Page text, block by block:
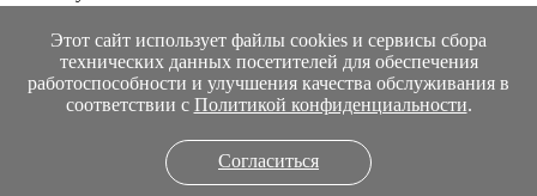
Этот сайт использует файлы cookies и сервисы сбора
технических данных посетителей для обеспечения
работоспособности и улучшения качества обслуживания в
соответствии с Политикой конфиденциальности.
Согласиться
day off
Среда
10:00 — 18:00
Четверг
10:00 — 18:00